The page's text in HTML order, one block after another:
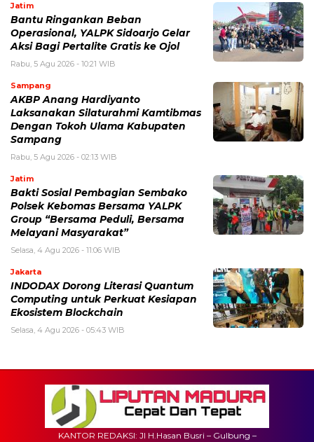
Jatim
Bantu Ringankan Beban
Operasional, YALPK Sidoarjo Gelar
Aksi Bagi Pertalite Gratis ke Ojol
Rabu, 5 Agu 2026 - 10:21 WIB
Sampang
AKBP Anang Hardiyanto
Laksanakan Silaturahmi Kamtibmas
Dengan Tokoh Ulama Kabupaten
Sampang
Rabu, 5 Agu 2026 - 02:13 WIB
Jatim
Bakti Sosial Pembagian Sembako
Polsek Kebomas Bersama YALPK
Group “Bersama Peduli, Bersama
Melayani Masyarakat”
Selasa, 4 Agu 2026 - 11:06 WIB
Jakarta
INDODAX Dorong Literasi Quantum
Computing untuk Perkuat Kesiapan
Ekosistem Blockchain
Selasa, 4 Agu 2026 - 05:43 WIB
KANTOR REDAKSI: Jl H.Hasan Busri – Gulbung –